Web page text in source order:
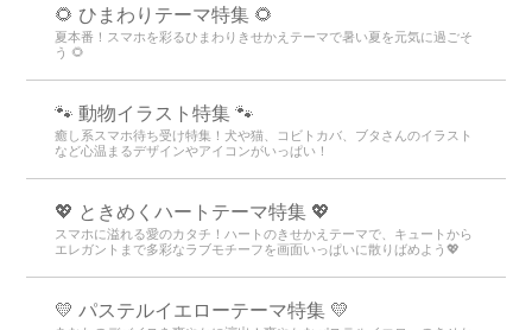
🌻 ひまわりテーマ特集 🌻
夏本番！スマホを彩るひまわりきせかえテーマで暑い夏を元気に過ごそ
う 🌻
🐾 動物イラスト特集 🐾
癒し系スマホ待ち受け特集！犬や猫、コビトカバ、ブタさんのイラスト
など心温まるデザインやアイコンがいっぱい！
💖 ときめくハートテーマ特集 💖
スマホに溢れる愛のカタチ！ハートのきせかえテーマで、キュートから
エレガントまで多彩なラブモチーフを画面いっぱいに散りばめよう💖
💛 パステルイエローテーマ特集 💛